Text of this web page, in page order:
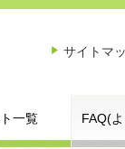
サイトマ
一覧 FAQ(